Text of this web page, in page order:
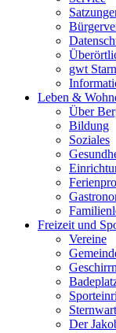
gwt
Leben &
Über
Bildung
Soziales
Freizeit und
Vereine
Der